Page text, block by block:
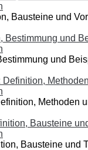
Bausteine und
und
Methoden
Bausteine und